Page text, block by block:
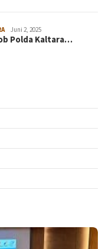
Juni 2, 2025
Polda Kaltara…